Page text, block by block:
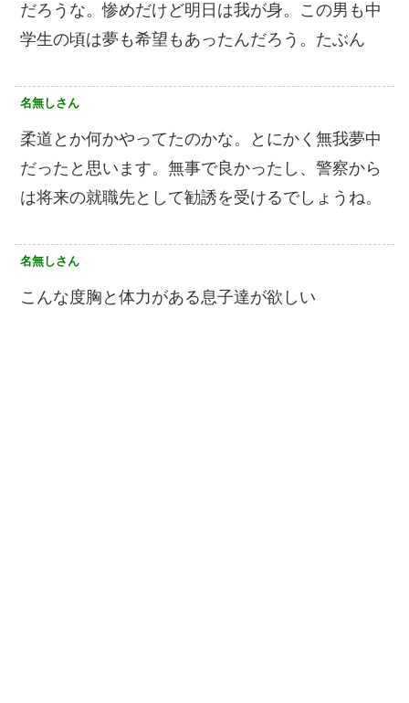
だろうな。惨めだけど明日は我が身。この男も中
学生の頃は夢も希望もあったんだろう。たぶん
名無しさん
柔道とか何かやってたのかな。とにかく無我夢中
だったと思います。無事で良かったし、警察から
は将来の就職先として勧誘を受けるでしょうね。
名無しさん
こんな度胸と体力がある息子達が欲しい